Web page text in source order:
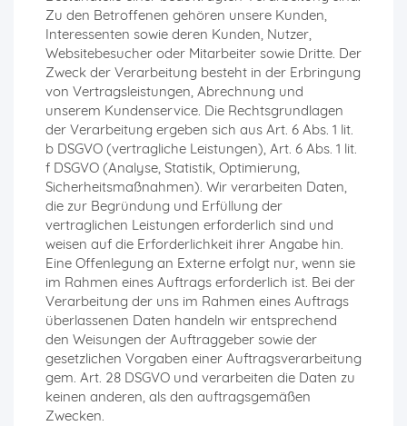
Zu den Betroffenen gehören unsere Kunden,
Interessenten sowie deren Kunden, Nutzer,
Websitebesucher oder Mitarbeiter sowie Dritte. Der
Zweck der Verarbeitung besteht in der Erbringung
von Vertragsleistungen, Abrechnung und
unserem Kundenservice. Die Rechtsgrundlagen
der Verarbeitung ergeben sich aus Art. 6 Abs. 1 lit.
b DSGVO (vertragliche Leistungen), Art. 6 Abs. 1 lit.
f DSGVO (Analyse, Statistik, Optimierung,
Sicherheitsmaßnahmen). Wir verarbeiten Daten,
die zur Begründung und Erfüllung der
vertraglichen Leistungen erforderlich sind und
weisen auf die Erforderlichkeit ihrer Angabe hin.
Eine Offenlegung an Externe erfolgt nur, wenn sie
im Rahmen eines Auftrags erforderlich ist. Bei der
Verarbeitung der uns im Rahmen eines Auftrags
überlassenen Daten handeln wir entsprechend
den Weisungen der Auftraggeber sowie der
gesetzlichen Vorgaben einer Auftragsverarbeitung
gem. Art. 28 DSGVO und verarbeiten die Daten zu
keinen anderen, als den auftragsgemäßen
Zwecken.